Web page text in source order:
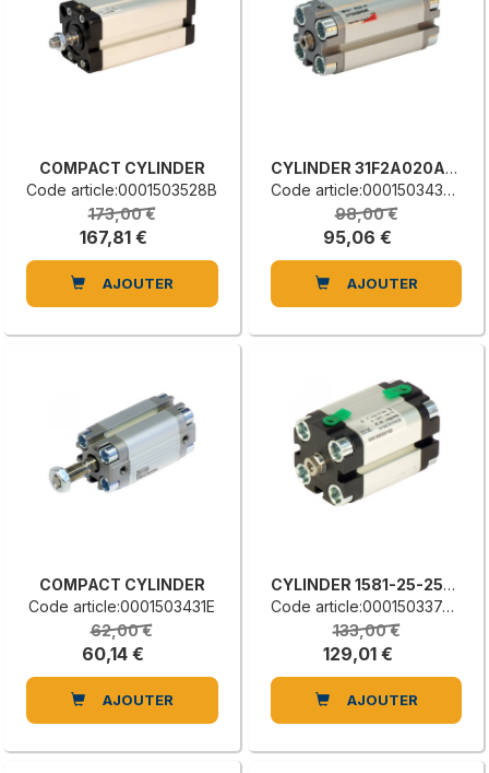
COMPACT CYLINDER
Code article:0001503528B
173,00 €
167,81 €
AJOUTER
CYLINDER 31F2A020A040
Code article:0001503435D
98,00 €
95,06 €
AJOUTER
COMPACT CYLINDER
Code article:0001503431E
62,00 €
60,14 €
AJOUTER
CYLINDER 1581-25-25-01
Code article:0001503374D
133,00 €
129,01 €
AJOUTER